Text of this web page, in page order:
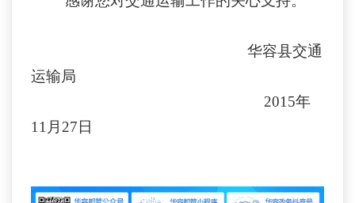
华容县交通
运输局
2015年
11月27日